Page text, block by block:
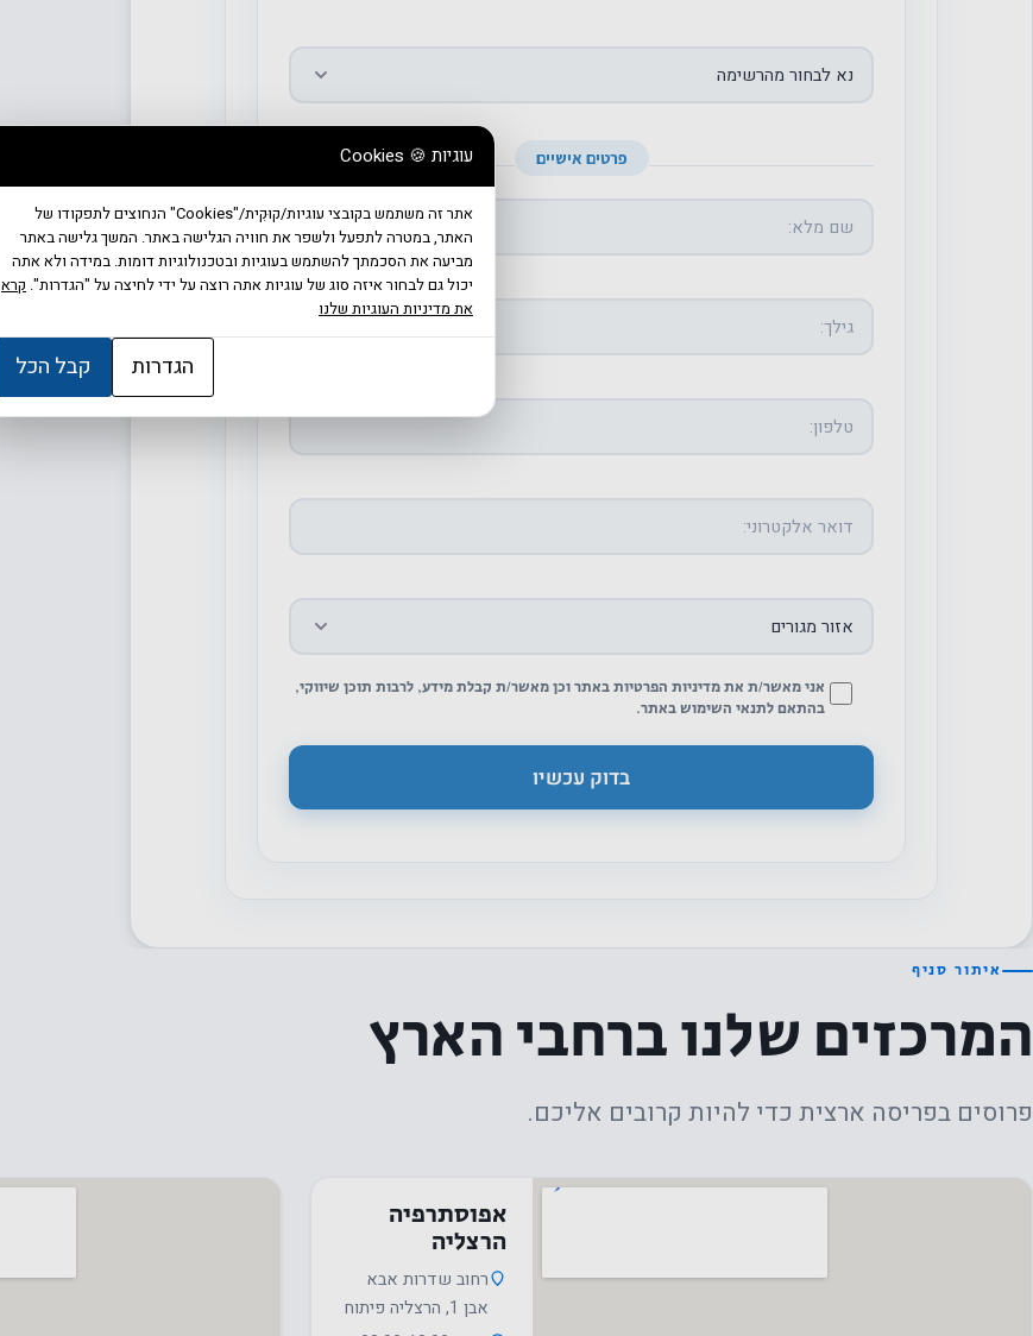
פרטים אישיים
אני מאשר/ת את מדיניות הפרטיות באתר וכן מאשר/ת קבלת מידע, לרבות תוכן שיווקי,
בהתאם לתנאי השימוש באתר.
איתור סניף
המרכזים שלנו ברחבי הארץ
פרוסים בפריסה ארצית כדי להיות קרובים אליכם.
אפוסתרפיה
הרצליה
רחוב שדרות אבא
אבן 1, הרצליה פיתוח
עוגיות 🍪 Cookies
אתר זה משתמש בקובצי עוגיות/קוּקִית/"Cookies" הנחוצים לתפקודו של
האתר, במטרה לתפעל ולשפר את חוויה הגלישה באתר. המשך גלישה באתר
מביעה את הסכמתך להשתמש בעוגיות ובטכנולוגיות דומות. במידה ולא אתה
יכול גם לבחור איזה סוג של עוגיות אתה רוצה על ידי לחיצה על "הגדרות". קרא
את מדיניות העוגיות שלנו
הגדרות קבל הכל
עוגיות אלו